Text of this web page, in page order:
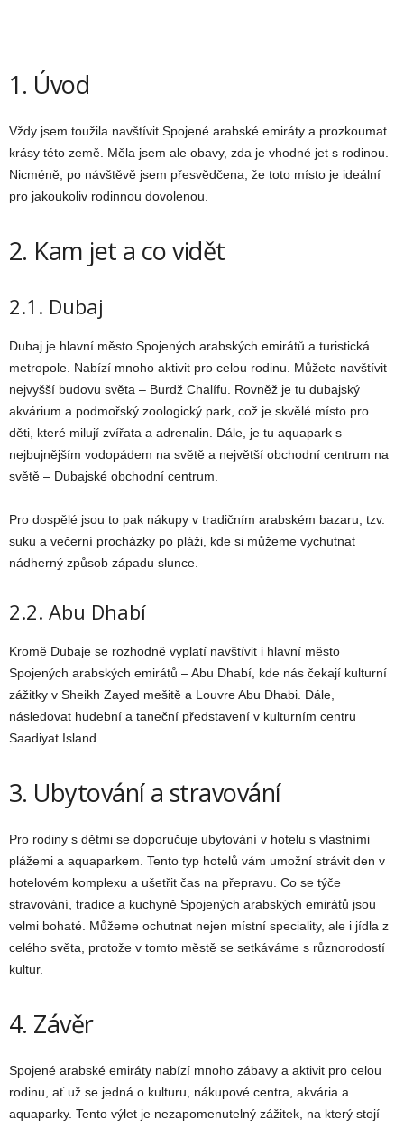
1. Úvod
Vždy jsem toužila navštívit Spojené arabské emiráty a prozkoumat
krásy této země. Měla jsem ale obavy, zda je vhodné jet s rodinou.
Nicméně, po návštěvě jsem přesvědčena, že toto místo je ideální
pro jakoukoliv rodinnou dovolenou.
2. Kam jet a co vidět
2.1. Dubaj
Dubaj je hlavní město Spojených arabských emirátů a turistická
metropole. Nabízí mnoho aktivit pro celou rodinu. Můžete navštívit
nejvyšší budovu světa – Burdž Chalífu. Rovněž je tu dubajský
akvárium a podmořský zoologický park, což je skvělé místo pro
děti, které milují zvířata a adrenalin. Dále, je tu aquapark s
nejbujnějším vodopádem na světě a největší obchodní centrum na
světě – Dubajské obchodní centrum.
Pro dospělé jsou to pak nákupy v tradičním arabském bazaru, tzv.
suku a večerní procházky po pláži, kde si můžeme vychutnat
nádherný způsob západu slunce.
2.2. Abu Dhabí
Kromě Dubaje se rozhodně vyplatí navštívit i hlavní město
Spojených arabských emirátů – Abu Dhabí, kde nás čekají kulturní
zážitky v Sheikh Zayed mešitě a Louvre Abu Dhabi. Dále,
následovat hudební a taneční představení v kulturním centru
Saadiyat Island.
3. Ubytování a stravování
Pro rodiny s dětmi se doporučuje ubytování v hotelu s vlastními
plážemi a aquaparkem. Tento typ hotelů vám umožní strávit den v
hotelovém komplexu a ušetřit čas na přepravu. Co se týče
stravování, tradice a kuchyně Spojených arabských emirátů jsou
velmi bohaté. Můžeme ochutnat nejen místní speciality, ale i jídla z
celého světa, protože v tomto městě se setkáváme s různorodostí
kultur.
4. Závěr
Spojené arabské emiráty nabízí mnoho zábavy a aktivit pro celou
rodinu, ať už se jedná o kulturu, nákupové centra, akvária a
aquaparky. Tento výlet je nezapomenutelný zážitek, na který stojí